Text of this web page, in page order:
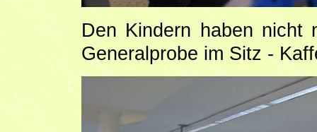
Den Kindern haben nicht
Generalprobe im Sitz -